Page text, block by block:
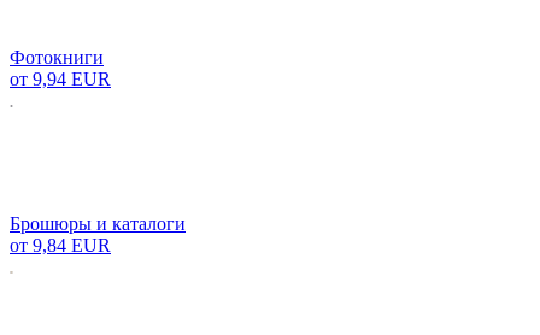
Фотокниги
от 9,94 EUR
Брошюры и каталоги
от 9,84 EUR